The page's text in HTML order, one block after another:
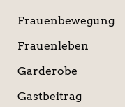
Frauenbewegung
Frauenleben
Garderobe
Gastbeitrag